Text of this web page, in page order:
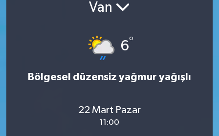
Van
6°
Bölgesel düzensiz yağmur yağışlı
22 Mart Pazar
11:00